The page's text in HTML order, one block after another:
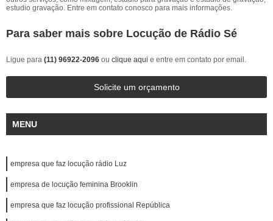
estudio gravação. Entre em contato conosco para mais informações.
Para saber mais sobre Locução de Rádio Sé
Ligue para (11) 96922-2096 ou clique aqui e entre em contato por email.
Solicite um orçamento
MENU
empresa que faz locução rádio Luz
empresa de locução feminina Brooklin
empresa que faz locução profissional República